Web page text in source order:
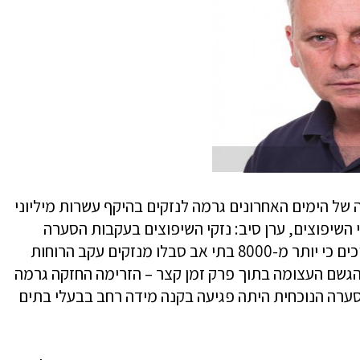
הימים האחרונים גרמה לנזקים בהיקף עשרות מיליוני
ערן סיב: נזקי השיפוצים בעקבות הסערה
נאמדים בכ-60 מיליון שקל. בהתאחדות מעריכים כי יותר מ-8000 בתי אב סבלו מנזקים עקב הרוחות
העצומה בתוך פרק זמן קצר – הזרימה החזקה גרמה
הנוכחית היתה פגיעה בקנה מידה רחב בבעלי בתים